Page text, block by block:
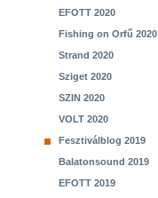
EFOTT 2020
Fishing on Orfű 2020
Strand 2020
Sziget 2020
SZIN 2020
VOLT 2020
Fesztiválblog 2019
Balatonsound 2019
EFOTT 2019